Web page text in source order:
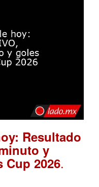
Resultado
y
Cup 2026.